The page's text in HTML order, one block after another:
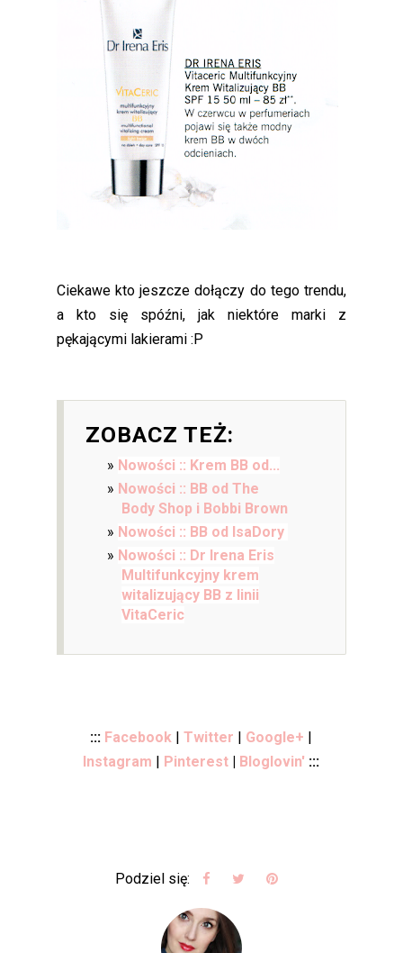
Ciekawe kto jeszcze dołączy do tego trendu,
a kto się spóźni, jak niektóre marki z
pękającymi lakierami :P
ZOBACZ TEŻ:
Nowości :: Krem BB od...
Nowości :: BB od The
Body Shop i Bobbi Brown
Nowości :: BB od IsaDory
Nowości :: Dr Irena Eris
Multifunkcyjny krem
witalizujący BB z linii
VitaCeric
::: Facebook |Twitter | Google+ |
Instagram | Pinterest | Bloglovin' :::
Podziel się: